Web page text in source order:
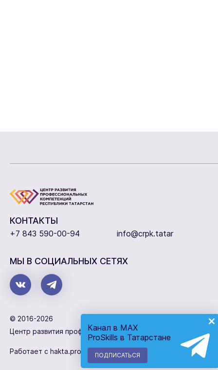
КОНТАКТЫ
+7 843 590-00-94 info@crpk.tatar
МЫ В СОЦИАЛЬНЫХ СЕТЯХ
© 2016-2026
Центр развития профессиональных компетенций
Работает с hakta.pro
Канал в MAX
ProSkills в Татарстане
ПОДПИСАТЬСЯ